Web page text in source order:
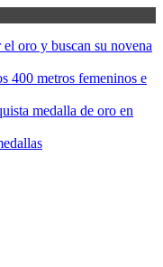
oro y buscan su novena
400 metros femeninos e
medalla de oro en